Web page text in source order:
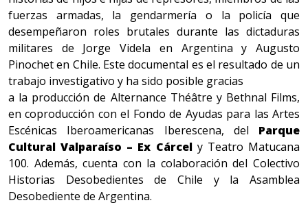
fuerzas armadas, la gendarmería o la policía que
desempeñaron roles brutales durante las dictaduras
militares de Jorge Videla en Argentina y Augusto
Pinochet en Chile. Este documental es el resultado de un
trabajo investigativo y ha sido posible gracias
a la producción de Alternance Théâtre y Bethnal Films,
en coproducción con el Fondo de Ayudas para las Artes
Escénicas Iberoamericanas Iberescena, del Parque
Cultural Valparaíso – Ex Cárcely Teatro Matucana
100. Además, cuenta con la colaboración del Colectivo
Historias Desobedientes de Chile y la Asamblea
Desobediente de Argentina.